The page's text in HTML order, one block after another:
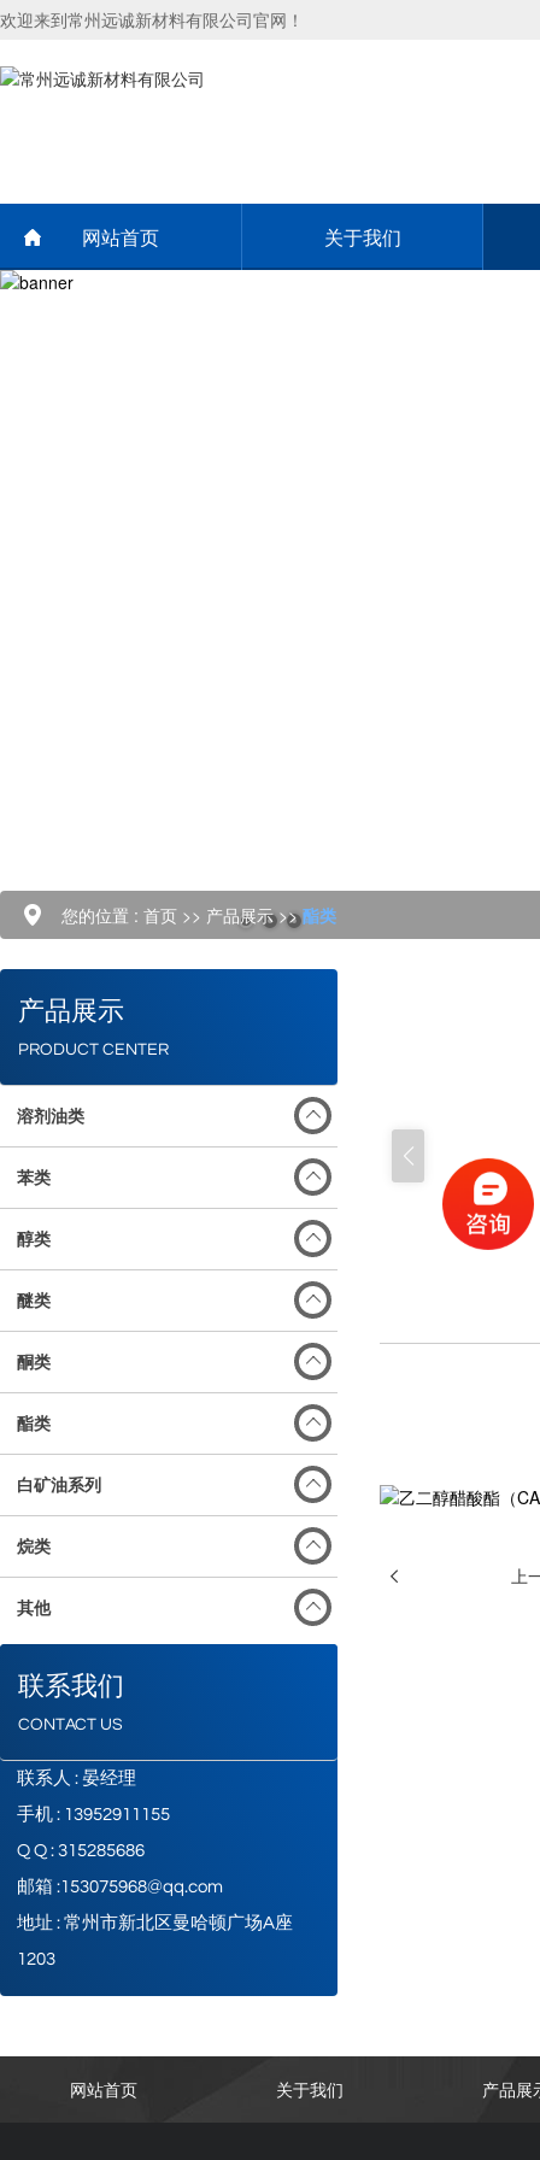
欢迎来到常州远诚新材料有限公司官网！
网站首页 关于我们
您的位置 : 首页 >> 产品展示>>酯类
产品展示
PRODUCT CENTER
溶剂油类
苯类
醇类
醚类
酮类
酯类
白矿油系列
烷类
其他
联系我们
CONTACT US
联系人 : 晏经理
手机 : 13952911155
Q Q : 315285686
邮箱 :153075968@qq.com
地址 : 常州市新北区曼哈顿广场A座
1203
上
网站首页 关于我们 产品展